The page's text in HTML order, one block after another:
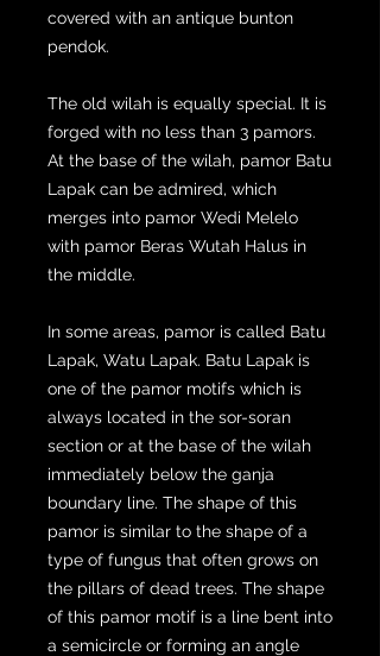
covered with an antique bunton
pendok.
The old wilah is equally special. It is
forged with no less than 3 pamors.
At the base of the wilah, pamor Batu
Lapak can be admired, which
merges into pamor Wedi Melelo
with pamor Beras Wutah Halus in
the middle.
In some areas, pamor is called Batu
Lapak, Watu Lapak. Batu Lapak is
one of the pamor motifs which is
always located in the sor-soran
section or at the base of the wilah
immediately below the ganja
boundary line. The shape of this
pamor is similar to the shape of a
type of fungus that often grows on
the pillars of dead trees. The shape
of this pamor motif is a line bent into
a semicircle or forming an angle